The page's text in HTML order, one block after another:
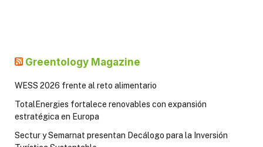
Greentology Magazine
WESS 2026 frente al reto alimentario
TotalEnergies fortalece renovables con expansión
estratégica en Europa
Sectur y Semarnat presentan Decálogo para la Inversión